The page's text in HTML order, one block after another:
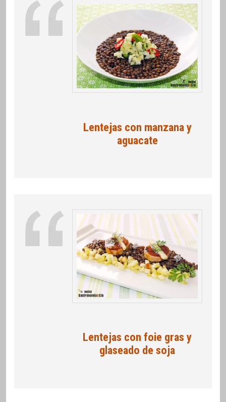
Lentejas con manzana y
aguacate
Lentejas con foie gras y
glaseado de soja